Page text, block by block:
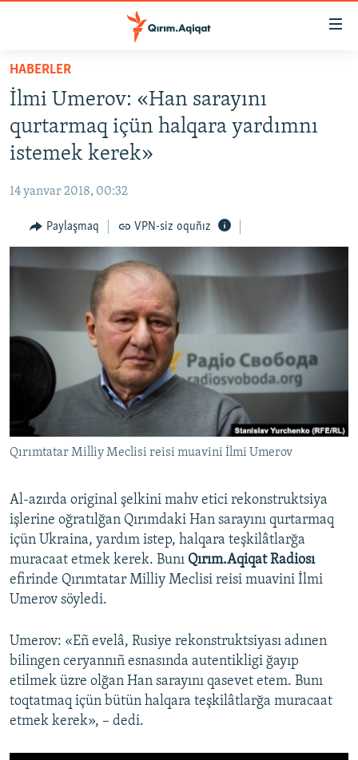
Esas
mündericege
qaytmaq
Baş
navigatsiyağa
qaytmaq
Qıdıruvğa
qaytmaq
HABERLER
İQTİSADİYAT
MEDENİYET
İNSAN AQLARI
FİKİR
Русский
Українською
QOŞULIÑIZ!
RFE/RS bütün saytları
HABERLER
İlmi Umerov: «Han sarayını
qurtarmaq içün halqara yardımnı
istemek kerek»
14 yanvar 2018, 00:32
Paylaşmaq VPN-siz oquñız
Qırımtatar Milliy Meclisi reisi muavini İlmi Umerov
Al-azırda original şelkini mahv etici rekonstruktsiya
işlerine oğratılğan Qırımdaki Han sarayını qurtarmaq
içün Ukraina, yardım istep, halqara teşkilâtlarğa
muracaat etmek kerek. Bunı Qırım.Aqiqat Radiosı
efirinde Qırımtatar Milliy Meclisi reisi muavini İlmi
Umerov söyledi.
Umerov: «Eñ evelâ, Rusiye rekonstruktsiyası adınen
bilingen ceryannıñ esnasında autentikligi ğayıp
etilmek üzre olğan Han sarayını qasevet etem. Bunı
toqtatmaq içün bütün halqara teşkilâtlarğa muracaat
etmek kerek», – dedi.